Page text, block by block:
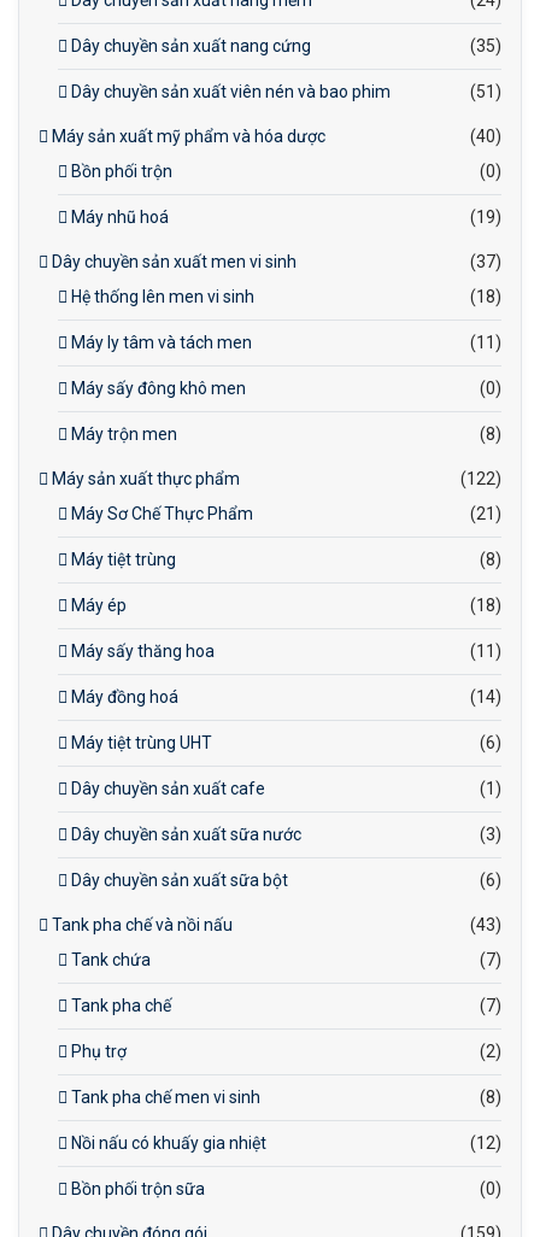
Dây chuyền sản xuất nang cứng (35)
Dây chuyền sản xuất viên nén và bao phim (51)
Máy sản xuất mỹ phẩm và hóa dược
(40)
Bồn phối trộn
(0)
Máy nhũ hoá (19)
Dây chuyền sản xuất men vi sinh
(37)
Hệ thống lên men vi sinh
(18)
Máy ly tâm và tách men (11)
Máy sấy đông khô men (0)
Máy trộn men (8)
Máy sản xuất thực phẩm
(122)
Máy Sơ Chế Thực Phẩm
(21)
Máy tiệt trùng (8)
Máy ép (18)
Máy sấy thăng hoa (11)
Máy đồng hoá (14)
Máy tiệt trùng UHT (6)
Dây chuyền sản xuất cafe (1)
Dây chuyền sản xuất sữa nước (3)
Dây chuyền sản xuất sữa bột (6)
Tank pha chế và nồi nấu
(43)
Tank chứa
(7)
Tank pha chế (7)
Phụ trợ (2)
Tank pha chế men vi sinh (8)
Nồi nấu có khuấy gia nhiệt (12)
Bồn phối trộn sữa (0)